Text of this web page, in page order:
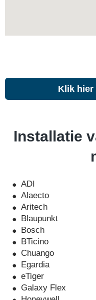
Klik hier
Installatie
ADI
Alaecto
Aritech
Blaupunkt
Bosch
BTicino
Chuango
Egardia
eTiger
Galaxy Flex